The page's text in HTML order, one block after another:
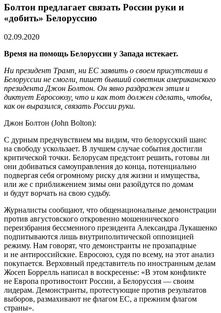
Болтон предлагает связать России руки и
«добить» Белоруссию
02.09.2020
Время на помощь Белоруссии у Запада истекает.
Ни президент Трамп, ни ЕС заявить о своем присутствии в
Белоруссии не смогли, пишет бывший советник американского
президента Джон Болтон. Он явно раздражен этим и
диктует Евросоюзу, что и как тот должен сделать, чтобы,
как он выразился, связать России руки.
Джон Болтон (John Bolton):
С дурным предчувствием мы видим, что белорусский шанс
на свободу ускользает. В лучшем случае события достигли
критической точки. Белорусам предстоит решить, готовы ли
они добиваться самоуправления до конца, потенциально
подвергая себя огромному риску для жизни и имущества,
или же с приближением зимы они разойдутся по домам
и будут ворчать на свою судьбу.
Журналисты сообщают, что общенациональные демонстрации
против августовского откровенно мошеннического
переизбрания бессменного президента Александра Лукашенко
подпитываются лишь внутриполитической оппозицией
режиму. Нам говорят, что демонстранты не прозападные
и не антироссийские. Евросоюз, судя по всему, на этот анализ
покупается. Верховный представитель по иностранным делам
Жосеп Боррелль написал в воскресенье: «В этом конфликте
не Европа противостоит России, а Белоруссия — своим
лидерам. Демонстранты, протестующие против результатов
выборов, размахивают не флагом ЕС, а прежним флагом
страны».